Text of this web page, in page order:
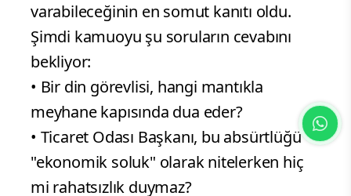
varabileceğinin en somut kanıtı oldu.
Şimdi kamuoyu şu soruların cevabını
bekliyor:
• Bir din görevlisi, hangi mantıkla
meyhane kapısında dua eder?
• Ticaret Odası Başkanı, bu absürtlüğü
"ekonomik soluk" olarak nitelerken hiç
mi rahatsızlık duymaz?